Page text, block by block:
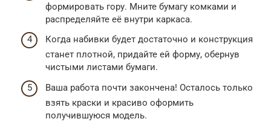
формировать гору. Мните бумагу комками и
распределяйте её внутри каркаса.
Когда набивки будет достаточно и конструкция
станет плотной, придайте ей форму, обернув
чистыми листами бумаги.
Ваша работа почти закончена! Осталось только
взять краски и красиво оформить
получившуюся модель.